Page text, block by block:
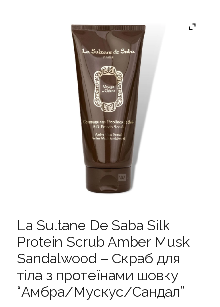
La Sultane De Saba Silk
Protein Scrub Amber Musk
Sandalwood – Скраб для
тіла з протеїнами шовку
“Амбра/Мускус/Сандал”